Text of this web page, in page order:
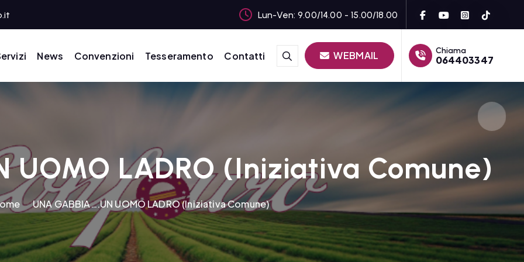
Lun-Ven: 9.00/14.00 - 15.00/18.00
News Convenzioni Tesseramento Contatti WEBMAIL Chiama
064403347
UOMO LADRO (Iniziativa Comune)
UNA GABBIA….UN UOMO LADRO (Iniziativa Comune)